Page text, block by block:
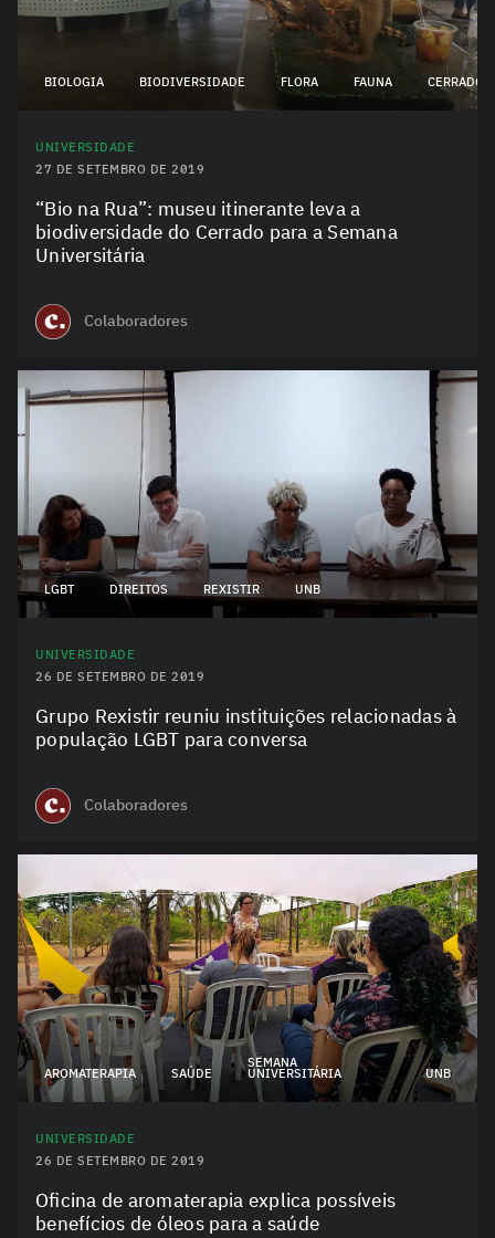
BIOLOGIA BIODIVERSIDADE FLORA FAUNA CERRADO
UNIVERSIDADE
27 DE SETEMBRO DE 2019
“Bio na Rua”: museu itinerante leva a
biodiversidade do Cerrado para a Semana
Universitária
Colaboradores
LGBT DIREITOS REXISTIR UNB
UNIVERSIDADE
26 DE SETEMBRO DE 2019
Grupo Rexistir reuniu instituições relacionadas à
população LGBT para conversa
Colaboradores
AROMATERAPIA SAÚDE
SEMANA
UNIVERSITÁRIA
UNB
UNIVERSIDADE
26 DE SETEMBRO DE 2019
Oficina de aromaterapia explica possíveis
benefícios de óleos para a saúde